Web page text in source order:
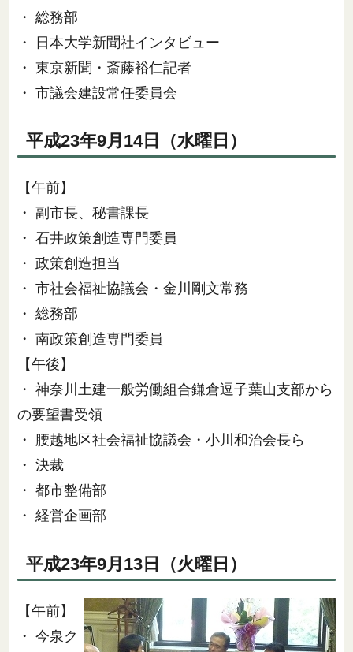
・ 総務部
・ 日本大学新聞社インタビュー
・ 東京新聞・斎藤裕仁記者
・ 市議会建設常任委員会
平成23年9月14日（水曜日）
【午前】
・ 副市長、秘書課長
・ 石井政策創造専門委員
・ 政策創造担当
・ 市社会福祉協議会・金川剛文常務
・ 総務部
・ 南政策創造専門委員
【午後】
・ 神奈川土建一般労働組合鎌倉逗子葉山支部から
の要望書受領
・ 腰越地区社会福祉協議会・小川和治会長ら
・ 決裁
・ 都市整備部
・ 経営企画部
平成23年9月13日（火曜日）
【午前】
・ 今泉ク